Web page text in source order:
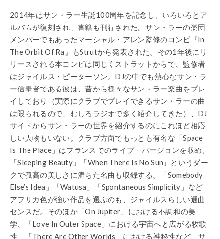
2014年はサン・ラー生誕100周年を記念し、いろいろとア
ルバムが復刻され、書籍も刊行された。サン・ラーの楽団
メンバーでもあったマーシャル・アレン監修のコンピ『In
The Orbit Of Ra』もStrutから発表された。その1年後にリ
リースされる本コンピは同じくストラットからで、監修者
はジャイルス・ピーターソン。DJの中でも熱心なサン・ラ
ー信奉者である彼は、昔から様々なサン・ラー楽曲をプレ
イしており（実際にクラブでプレイできるサン・ラーの曲
は限られるので、むしろラジオで多く紹介してきた）、DJ
サイドからサン・ラーの世界を紹介するのにこれほど相応
しい人物もいない。クラブ方面でもっとも有名な「Space
Is The Place」はフランスでのライブ・バージョンを収め、
「Sleeping Beauty」「When There Is No Sun」というダー
クで孤高の美しさに満ちた名曲も収録する。「Somebody
Else’s Idea」「Watusa」「Spontaneous Simplicity」など
アフリカ色が強い作品を選ぶのも、ジャイルスらしい選曲
センスだ。そのほか「On Jupiter」における不調和の美
学、「Love In Outer Space」における宇宙へと広がる牧歌
性、「There Are Other Worlds」における神秘性など、サ